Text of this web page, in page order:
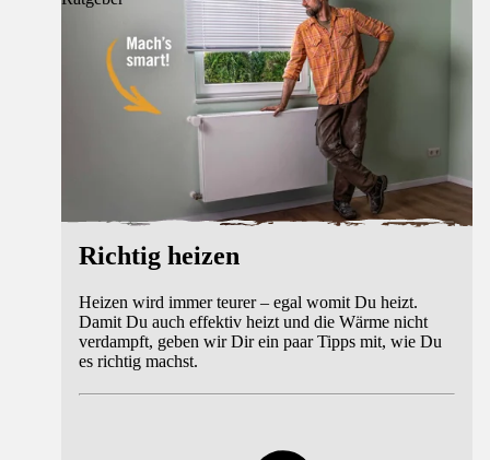
Richtig heizen
Heizen wird immer teurer – egal womit Du heizt.
Damit Du auch effektiv heizt und die Wärme nicht
verdampft, geben wir Dir ein paar Tipps mit, wie Du
es richtig machst.